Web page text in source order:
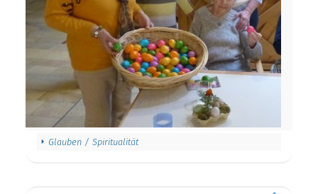
Glauben / Spiritualität